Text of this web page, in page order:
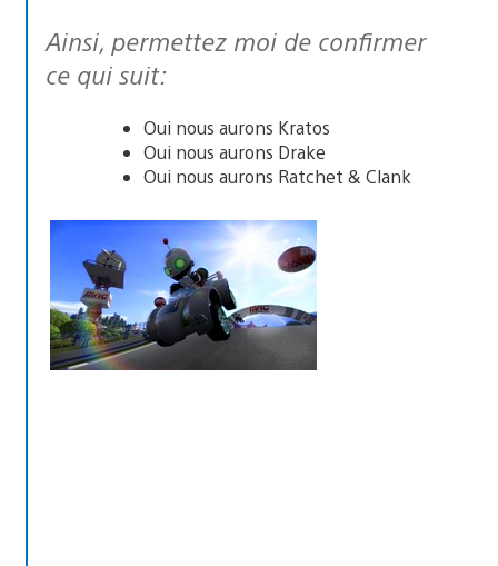
Ainsi, permettez moi de confirmer
ce qui suit:
Oui nous aurons Kratos
Oui nous aurons Drake
Oui nous aurons Ratchet & Clank